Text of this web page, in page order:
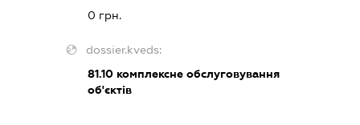
0 грн.
dossier.kveds:
81.10 комплексне обслуговування
об'єктів